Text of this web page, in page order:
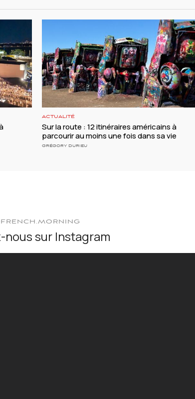
ACTUALITÉ
Sur la route : 12 itinéraires américains à
parcourir au moins une fois dans sa vie
GRÉGORY DURIEU
nous sur Instagram